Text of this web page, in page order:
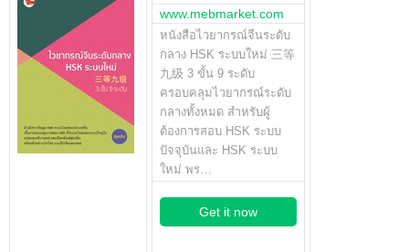
www.mebmarket.com
หนังสือไวยากรณ์จีนระดับ
กลาง HSK ระบบใหม่ 三等
九级 3 ขั้น 9 ระดับ
ครอบคลุมไวยากรณ์ระดับ
กลางทั้งหมด สำหรับผู้
ต้องการสอบ HSK ระบบ
ปัจจุบันและ HSK ระบบ
ใหม่ พร…
Get it now